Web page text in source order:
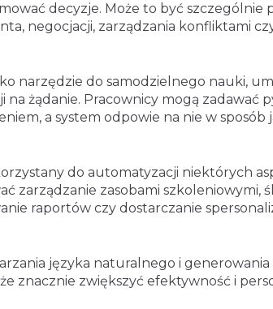
decyzje. Może to być szczególnie
negocjacji, zarządzania konfliktami
narzędzie do samodzielnego nauki,
żądanie. Pracownicy mogą zadawać
a system odpowie na nie w sposób
do automatyzacji niektórych
zarządzanie zasobami szkoleniowymi,
raportów czy dostarczanie
języka naturalnego i
znacznie zwiększyć efektywność i